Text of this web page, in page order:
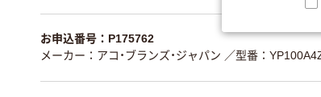
お申込番号：P175762
メーカー：アコ・ブランズ・ジャパン ／型番：